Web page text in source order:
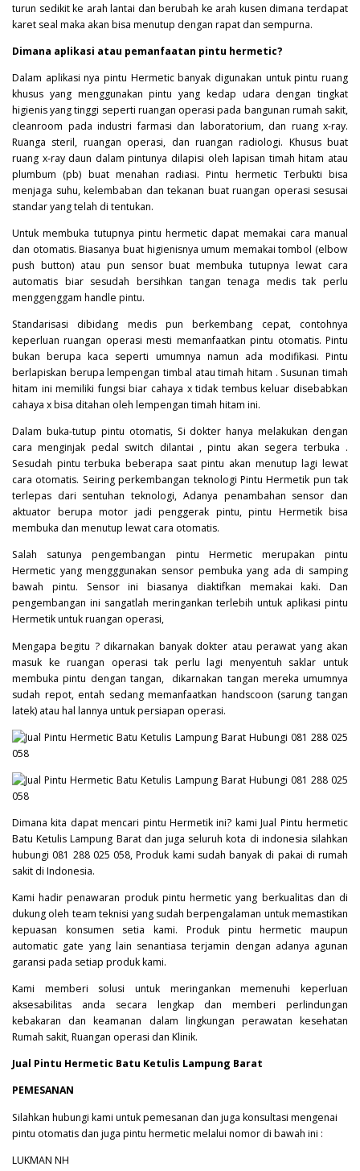
turun sedikit ke arah lantai dan berubah ke arah kusen dimana terdapat
karet seal maka akan bisa menutup dengan rapat dan sempurna.
Dimana aplikasi atau pemanfaatan pintu hermetic?
Dalam aplikasi nya pintu Hermeticbanyak digunakan untuk pintu ruang
khusus yang menggunakan pintu yang kedap udara dengan tingkat
higienis yang tinggi seperti ruangan operasi pada bangunan rumah sakit,
cleanroom pada industri farmasi dan laboratorium, dan ruang x-ray.
Ruanga steril, ruangan operasi, dan ruangan radiologi. Khusus buat
ruang x-ray daun dalam pintunya dilapisi oleh lapisan timah hitam atau
plumbum (pb) buat menahan radiasi. Pintu hermetic Terbukti bisa
menjaga suhu, kelembaban dan tekanan buat ruangan operasi sesusai
standar yang telah di tentukan.
Untuk membuka tutupnya pintu hermetic dapat memakai cara manual
dan otomatis. Biasanya buat higienisnya umum memakai tombol (elbow
push button) atau pun sensor buat membuka tutupnya lewat cara
automatis biar sesudah bersihkan tangan tenaga medis tak perlu
menggenggam handle pintu.
Standarisasi dibidang medis pun berkembang cepat, contohnya
keperluan ruangan operasi mesti memanfaatkan pintu otomatis. Pintu
bukan berupa kaca seperti umumnya namun ada modifikasi. Pintu
berlapiskan berupa lempengan timbal atau timah hitam . Susunan timah
hitam ini memiliki fungsi biar cahaya x tidak tembus keluar disebabkan
cahaya x bisa ditahan oleh lempengan timah hitam ini.
Dalam buka-tutup pintu otomatis, Si dokter hanya melakukan dengan
cara menginjak pedal switch dilantai , pintu akan segera terbuka .
Sesudah pintu terbuka beberapa saat pintu akan menutup lagi lewat
cara otomatis. Seiring perkembangan teknologi Pintu Hermetik pun tak
terlepas dari sentuhan teknologi, Adanya penambahan sensor dan
aktuator berupa motor jadi penggerak pintu, pintu Hermetik bisa
membuka dan menutup lewat cara otomatis.
Salah satunya pengembangan pintu Hermetic merupakan pintu
Hermetic yang mengggunakan sensor pembuka yang ada di samping
bawah pintu. Sensor ini biasanya diaktifkan memakai kaki. Dan
pengembangan ini sangatlah meringankan terlebih untuk aplikasi pintu
Hermetik untuk ruangan operasi,
Mengapa begitu ? dikarnakan banyak dokter atau perawat yang akan
masuk ke ruangan operasi tak perlu lagi menyentuh saklar untuk
membuka pintu dengan tangan, dikarnakan tangan mereka umumnya
sudah repot, entah sedang memanfaatkan handscoon (sarung tangan
latek) atau hal lannya untuk persiapan operasi.
Dimana kita dapat mencari pintu Hermetik ini? kami Jual Pintu hermetic
Batu Ketulis Lampung Barat dan juga seluruh kota di indonesia silahkan
hubungi 081 288 025 058, Produk kami sudah banyak di pakai di rumah
sakit di Indonesia.
Kami hadir penawaran produk pintu hermetic yang berkualitas dan di
dukung oleh team teknisi yang sudah berpengalaman untuk memastikan
kepuasan konsumen setia kami. Produk pintu hermetic maupun
automatic gate yang lain senantiasa terjamin dengan adanya agunan
garansi pada setiap produk kami.
Kami memberi solusi untuk meringankan memenuhi keperluan
aksesabilitas anda secara lengkap dan memberi perlindungan
kebakaran dan keamanan dalam lingkungan perawatan kesehatan
Rumah sakit, Ruangan operasi dan Klinik.
Jual Pintu Hermetic Batu Ketulis Lampung Barat
PEMESANAN
Silahkan hubungi kami untuk pemesanan dan juga konsultasi mengenai
pintu otomatis dan juga pintu hermetic melalui nomor di bawah ini :
LUKMAN NH